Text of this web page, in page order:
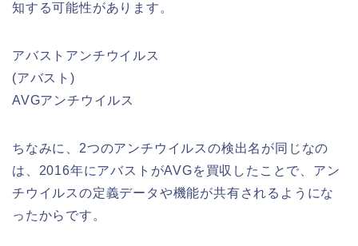
知する可能性があります。
アバストアンチウイルス
(アバスト)
AVGアンチウイルス
ちなみに、2つのアンチウイルスの検出名が同じなの
は、2016年にアバストがAVGを買収したことで、アン
チウイルスの定義データや機能が共有されるようにな
ったからです。